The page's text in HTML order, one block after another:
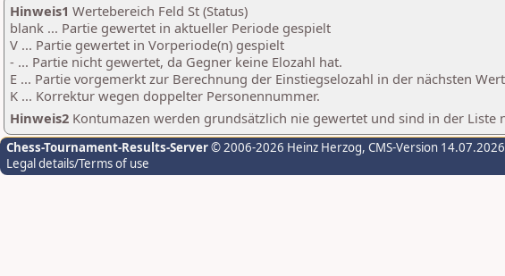
Hinweis1 Wertebereich Feld St (Status)
blank ... Partie gewertet in aktueller Periode gespielt
V ... Partie gewertet in Vorperiode(n) gespielt
- ... Partie nicht gewertet, da Gegner keine Elozahl hat.
E ... Partie vorgemerkt zur Berechnung der Einstiegselozahl in der nächsten
K ... Korrektur wegen doppelter Personennummer.
Hinweis2 Kontumazen werden grundsätzlich nie gewertet und sind in der Liste
Chess-Tournament-Results-Server© 2006-2026 Heinz Herzog, CMS-Version
Legal details/Terms of use